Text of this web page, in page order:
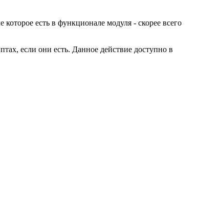
есть в функционале модуля - скорее всего
если они есть. Данное действие доступно в